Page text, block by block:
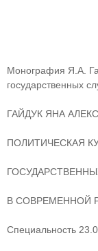
Монография Я.А.
государственных
ГАЙДУК ЯНА
ПОЛИТИЧЕСКАЯ
В СОВРЕМЕННОЙ
Специальность